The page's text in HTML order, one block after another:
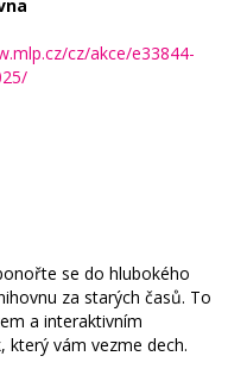
cz/akce/e33844-
se do hlubokého
za starých časů. To
a interaktivním
který vám vezme dech.